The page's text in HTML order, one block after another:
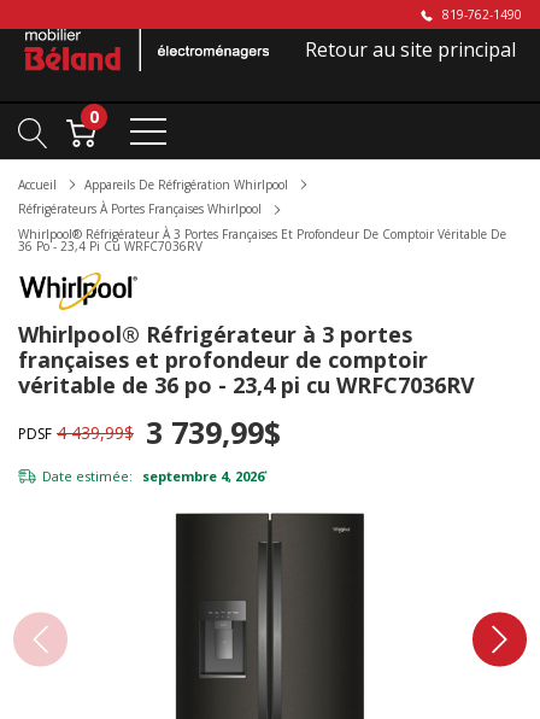
819-762-1490
Retour au site principal
0
Accueil
Appareils De Réfrigération Whirlpool
Réfrigérateurs À Portes Françaises Whirlpool
Whirlpool® Réfrigérateur À 3 Portes Françaises Et Profondeur De Comptoir Véritable De
36 Po - 23,4 Pi Cu WRFC7036RV
Whirlpool® Réfrigérateur à 3 portes
françaises et profondeur de comptoir
véritable de 36 po - 23,4 pi cu WRFC7036RV
PDSF 4 439,99$ 3 739,99$
Date estimée: septembre 4, 2026*